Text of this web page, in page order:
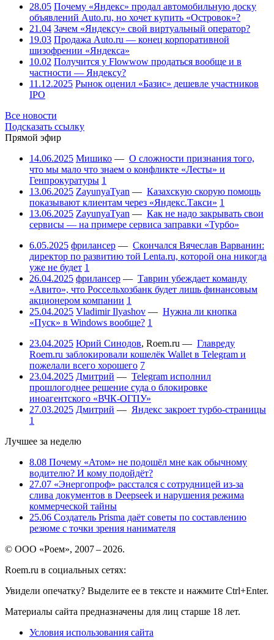
28.05 Почему «Яндекс» продал автомобильную доску
объявлений Auto.ru, но хочет купить «Островок»?
21.04 Зачем «Яндексу» свой виртуальный оператор?
19.03 Продажа Auto.ru — конец корпоративной
шизофрении «Яндекса»
10.02 Получится у Flowwow продаться вообще и в
частности — Яндексу?
11.12.2025 Рынок оценил «Базис» дешевле участников
IPO
Все новости
Подсказать ссылку
Прямой эфир
14.06.2025 Мишико — О сложности признания того,
что мы мало что знаем о конфликте «Лесты» и
Генпрокуратуры 1
13.06.2025 ZayunyaTyan — Казахскую скорую помощь
показывают клиентам через «Яндекс.Такси» 1
13.06.2025 ZayunyaTyan — Как не надо закрывать свои
сервисы — на примере сервиса заправки «Турбо»
6.05.2025 фрилансер — Скончался Вячеслав Варванин:
директор по развитию той Lenta.ru, которой она никогда
уже не будет 1
26.04.2025 фрилансер — Таврин убеждает команду
«Авито», что Россельхозбанк будет лишь финансовым
акционером компании 1
25.04.2025 Vladimir Ilyashov — Нужна ли кнопка
«Пуск» в Windows вообще? 1
23.04.2025 Юрий Синодов, Roem.ru — Главреду
Roem.ru заблокировали кошелёк Wallet в Telegram и
пожелали всего хорошего 7
23.04.2025 Дмитрий — Telegram исполнил
прошлогоднее решение суда о блокировке
иноагентского «ВЧК-ОГПУ»
27.03.2025 Дмитрий — Яндекс закроет турбо-страницы
1
Лучшее за неделю
8.08 Почему «Атом» не подошёл мне как обычному
водителю? И кому подойдёт?
27.07 «Энергопроф» расстался с сотрудницей из-за
слива документов в Deepseek и нарушения режима
коммерческой тайны
25.06 Создатель Prisma даёт советы по составлению
резюме с точки зрения нанимателя
© ООО «Роем», 2007 – 2026.
Roem.ru в социальных сетях:
Увидели опечатку? Выделите ее в тексте и нажмите Ctrl+Enter.
Материалы сайта предназначены для лиц старше 18 лет.
Условия использования сайта